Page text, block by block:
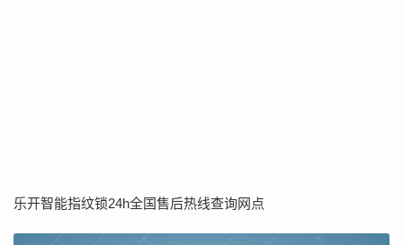
乐开智能指纹锁24h全国售后热线查询网点